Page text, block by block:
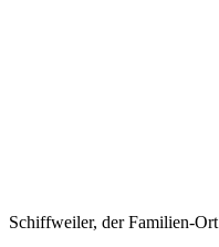
Schiffweiler, der Familien-Ort